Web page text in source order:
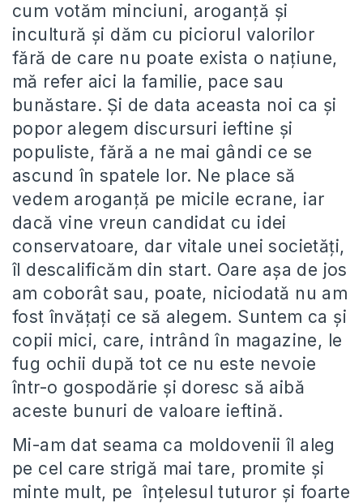
cum votăm minciuni, aroganță și
incultură și dăm cu piciorul valorilor
fără de care nu poate exista o națiune,
mă refer aici la familie, pace sau
bunăstare. Și de data aceasta noi ca și
popor alegem discursuri ieftine și
populiste, fără a ne mai gândi ce se
ascund în spatele lor. Ne place să
vedem aroganță pe micile ecrane, iar
dacă vine vreun candidat cu idei
conservatoare, dar vitale unei societăți,
îl descalificăm din start. Oare așa de jos
am coborât sau, poate, niciodată nu am
fost învățați ce să alegem. Suntem ca și
copii mici, care, intrând în magazine, le
fug ochii după tot ce nu este nevoie
într-o gospodărie și doresc să aibă
aceste bunuri de valoare ieftină.
Mi-am dat seama ca moldovenii îl aleg
pe cel care strigă mai tare, promite și
minte mult, pe înțelesul tuturor și foarte